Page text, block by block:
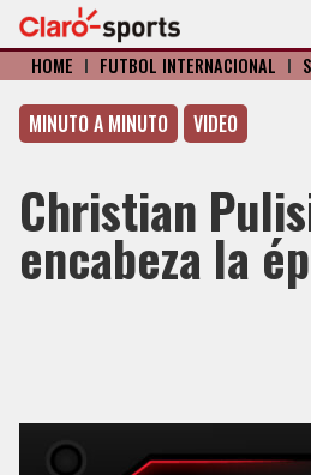
HOME I FÚTBOL INTERNACIONAL I
MINUTO A MINUTO VIDEO
Christian
encabeza la